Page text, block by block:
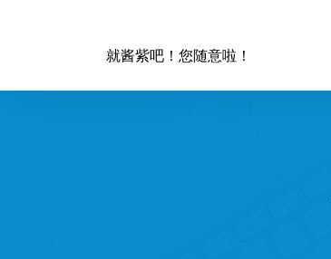
就酱紫吧！您随意啦！